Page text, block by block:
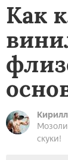
Как
скуки!